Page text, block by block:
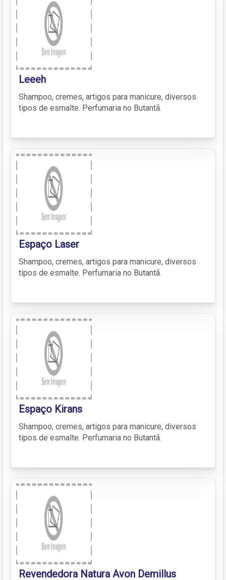
Leeeh
Shampoo, cremes, artigos para manicure, diversos
tipos de esmalte. Perfumaria no Butantã.
Espaço Laser
Shampoo, cremes, artigos para manicure, diversos
tipos de esmalte. Perfumaria no Butantã.
Espaço Kirans
Shampoo, cremes, artigos para manicure, diversos
tipos de esmalte. Perfumaria no Butantã.
Revendedora Natura Avon Demillus